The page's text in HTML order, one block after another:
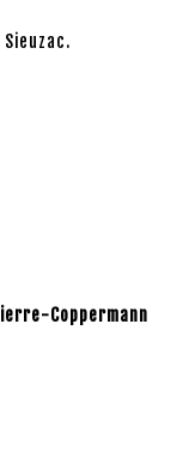
Coppermann